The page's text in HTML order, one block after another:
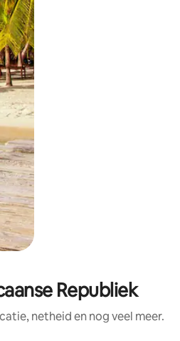
Republiek
netheid en nog veel meer.